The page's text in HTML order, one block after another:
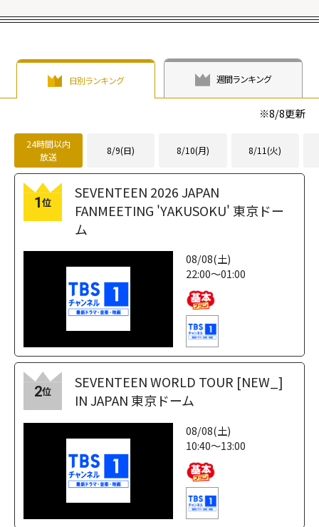
日別ランキング 週間ランキング
※8/8更新
24時間以内
放送
8/9(日) 8/10(月) 8/11(火)
1位
SEVENTEEN 2026 JAPAN
FANMEETING 'YAKUSOKU' 東京ドー
ム
08/08(土)
22:00～01:00
2位
SEVENTEEN WORLD TOUR [NEW_]
IN JAPAN 東京ドーム
08/08(土)
10:40～13:00